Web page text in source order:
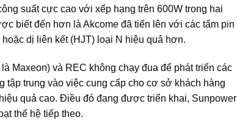
suất cực cao với xếp hạng trên 600W trong hai
biết đến hơn là Akcome đã tiến lên với các tấm pin
dị liên kết (HJT) loại N hiệu quả hơn.
Maxeon) và REC không chạy đua để phát triển các
tập trung vào việc cung cấp cho cơ sở khách hàng
quả cao. Điều đó đang được triển khai, Sunpower
thế hệ tiếp theo.